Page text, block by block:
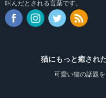
叫んだとされる言葉です。
猫にもっと癒され
可愛い猫の話題